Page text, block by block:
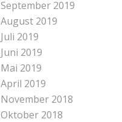
September 2019
August 2019
Juli 2019
Juni 2019
Mai 2019
April 2019
November 2018
Oktober 2018